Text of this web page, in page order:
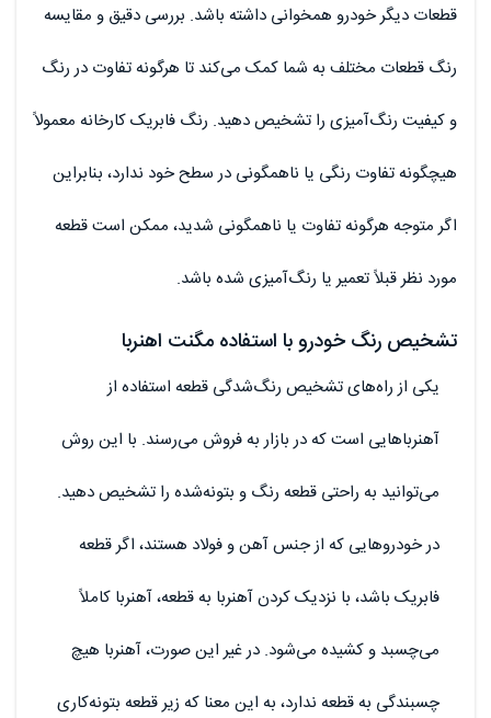
قطعات دیگر خودرو همخوانی داشته باشد. بررسی دقیق و مقایسه
رنگ قطعات مختلف به شما کمک می‌کند تا هرگونه تفاوت در رنگ
و کیفیت رنگ‌آمیزی را تشخیص دهید. رنگ فابریک کارخانه معمولاً
هیچگونه تفاوت رنگی یا ناهمگونی در سطح خود ندارد، بنابراین
اگر متوجه هرگونه تفاوت یا ناهمگونی شدید، ممکن است قطعه
مورد نظر قبلاً تعمیر یا رنگ‌آمیزی شده باشد.
تشخیص رنگ خودرو با استفاده مگنت اهنربا
یکی از راه‌های تشخیص رنگ‌شدگی قطعه استفاده از
آهنرباهایی است که در بازار به فروش می‌رسند. با این روش
می‌توانید به راحتی قطعه رنگ و بتونه‌شده را تشخیص دهید.
در خودروهایی که از جنس آهن و فولاد هستند، اگر قطعه
فابریک باشد، با نزدیک کردن آهنربا به قطعه، آهنربا کاملاً
می‌چسبد و کشیده می‌شود. در غیر این صورت، آهنربا هیچ
چسبندگی به قطعه ندارد، به این معنا که زیر قطعه بتونه‌کاری